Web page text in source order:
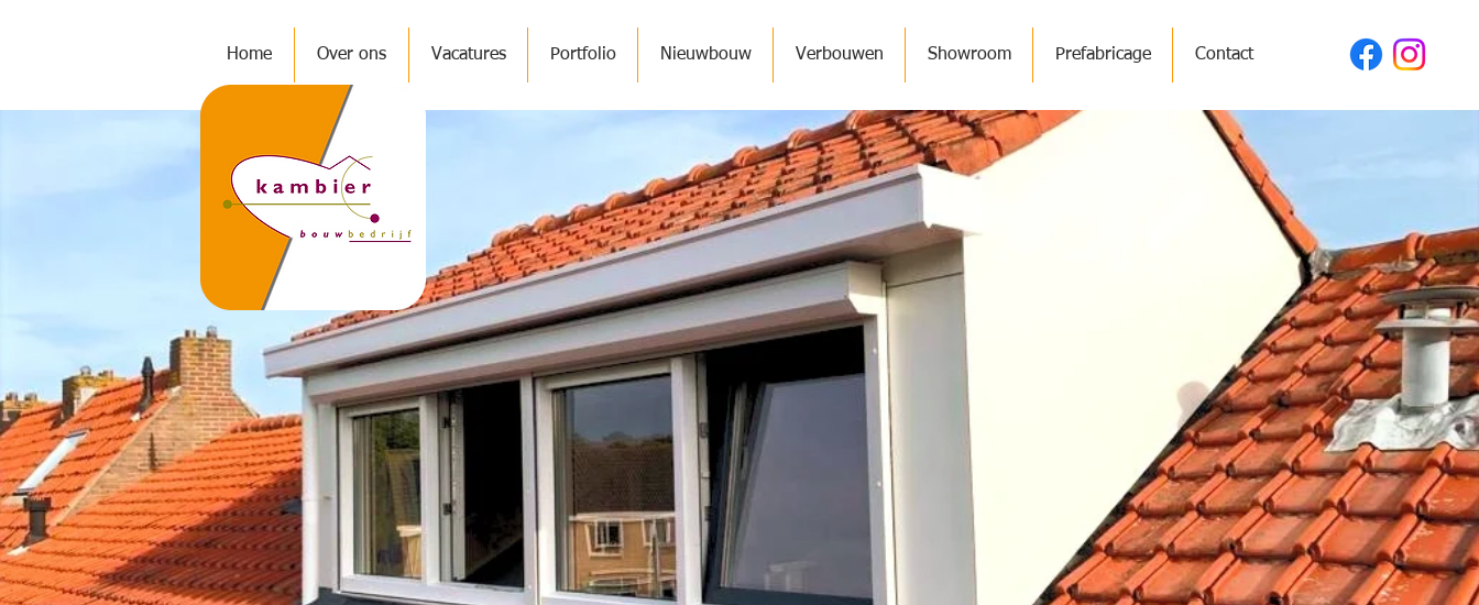
Home Over ons Vacatures Portfolio Nieuwbouw Verbouwen Showroom Prefabricage Contact